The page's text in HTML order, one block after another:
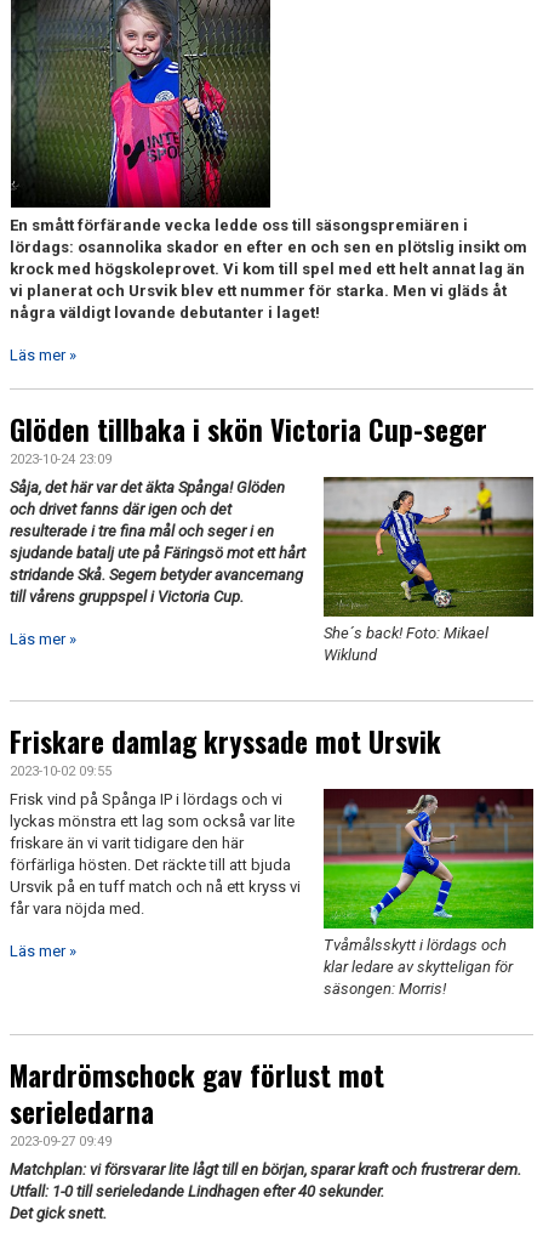
En smått förfärande vecka ledde oss till säsongspremiären i
lördags: osannolika skador en efter en och sen en plötslig insikt om
krock med högskoleprovet. Vi kom till spel med ett helt annat lag än
vi planerat och Ursvik blev ett nummer för starka. Men vi gläds åt
några väldigt lovande debutanter i laget!
Läs mer »
Glöden tillbaka i skön Victoria Cup-seger
2023-10-24 23:09
She´s back! Foto: Mikael
Wiklund
Såja, det här var det äkta Spånga! Glöden
och drivet fanns där igen och det
resulterade i tre fina mål och seger i en
sjudande batalj ute på Färingsö mot ett hårt
stridande Skå. Segern betyder avancemang
till vårens gruppspel i Victoria Cup.
Läs mer »
Friskare damlag kryssade mot Ursvik
2023-10-02 09:55
Tvåmålsskytt i lördags och
klar ledare av skytteligan för
säsongen: Morris!
Frisk vind på Spånga IP i lördags och vi
lyckas mönstra ett lag som också var lite
friskare än vi varit tidigare den här
förfärliga hösten. Det räckte till att bjuda
Ursvik på en tuff match och nå ett kryss vi
får vara nöjda med.
Läs mer »
Mardrömschock gav förlust mot
serieledarna
2023-09-27 09:49
Matchplan: vi försvarar lite lågt till en början, sparar kraft och frustrerar dem.
Utfall: 1-0 till serieledande Lindhagen efter 40 sekunder.
Det gick snett.